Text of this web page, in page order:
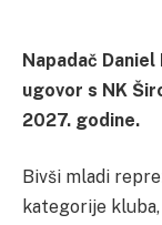
Napadač
ugovor s NK
2027. godine.
Bivši mladi
kategorije